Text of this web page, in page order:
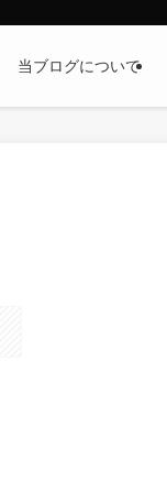
当ブログについて